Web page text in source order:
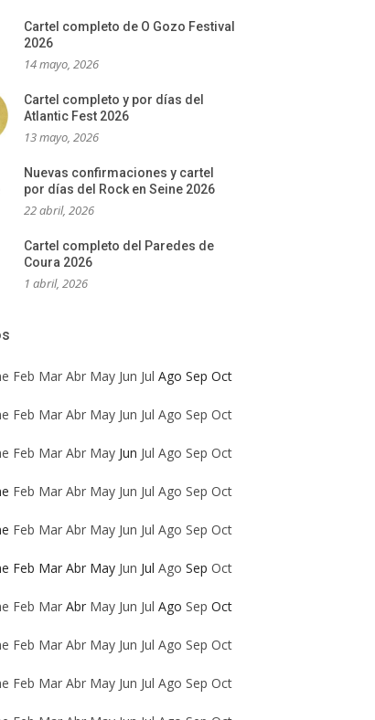
Cartel completo de O Gozo Festival
2026
14 mayo, 2026
Cartel completo y por días del
Atlantic Fest 2026
13 mayo, 2026
Nuevas confirmaciones y cartel
por días del Rock en Seine 2026
22 abril, 2026
Cartel completo del Paredes de
Coura 2026
1 abril, 2026
Feb Mar Abr May Jun Jul Ago Sep Oct
Feb Mar Abr May Jun Jul Ago Sep Oct
Feb Mar Abr May Jun Jul Ago Sep Oct
Feb Mar Abr May Jun Jul Ago Sep Oct
Feb Mar Abr May Jun Jul Ago Sep Oct
Feb Mar Abr May Jun Jul Ago Sep Oct
Feb Mar Abr May Jun Jul Ago Sep Oct
Feb Mar Abr May Jun Jul Ago Sep Oct
Feb Mar Abr May Jun Jul Ago Sep Oct